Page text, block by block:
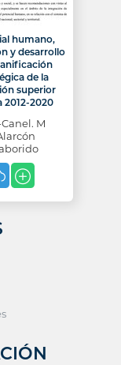
humano,
y desarrollo
de la
superior
2012-2020
M